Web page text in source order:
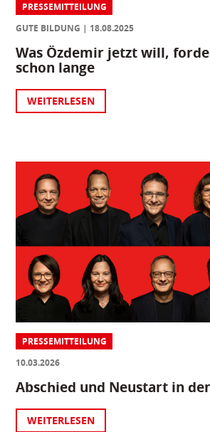
PRESSEMITTEILUNG
GUTE BILDUNG
18.08.2025
Was Özdemir jetzt will,
schon lange
WEITERLESEN
PRESSEMITTEILUNG
10.03.2026
Abschied und Neustart in
WEITERLESEN